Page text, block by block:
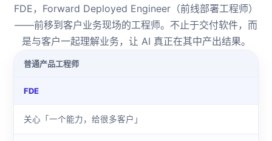
FDE，Forward Deployed Engineer（前线部署工程师）
——前移到客户业务现场的工程师。不止于交付软件，而
是与客户一起理解业务，让 AI 真正在其中产出结果。
普通产品工程师
FDE
关心「一个能力，给很多客户」